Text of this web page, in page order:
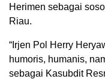
Herimen sebagai
Riau.
“Irjen Pol Herry
humoris, humanis,
sebagai Kasubdit